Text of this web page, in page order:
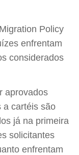
Policy
enfrentam
considerados
aprovados
a cartéis são
já na primeira
solicitantes
enfrentam